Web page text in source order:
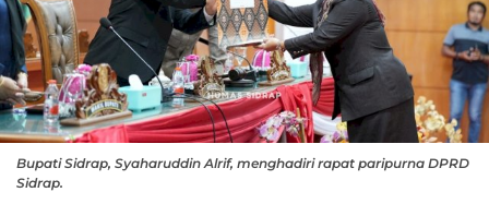
Bupati Sidrap, Syaharuddin Alrif, menghadiri rapat paripurna DPRD
Sidrap.